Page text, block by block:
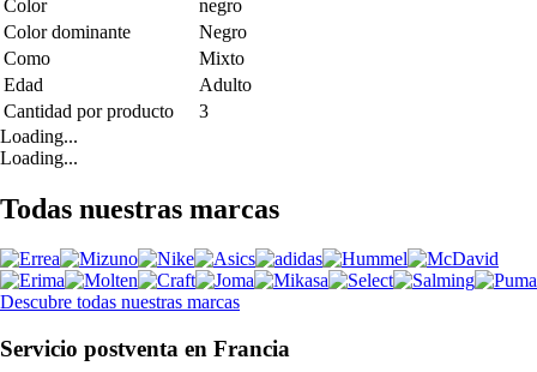
Color
negro
Color dominante
Negro
Como
Mixto
Edad
Adulto
Cantidad por producto
3
Loading...
Loading...
Todas nuestras marcas
Descubre todas nuestras marcas
Servicio postventa en Francia